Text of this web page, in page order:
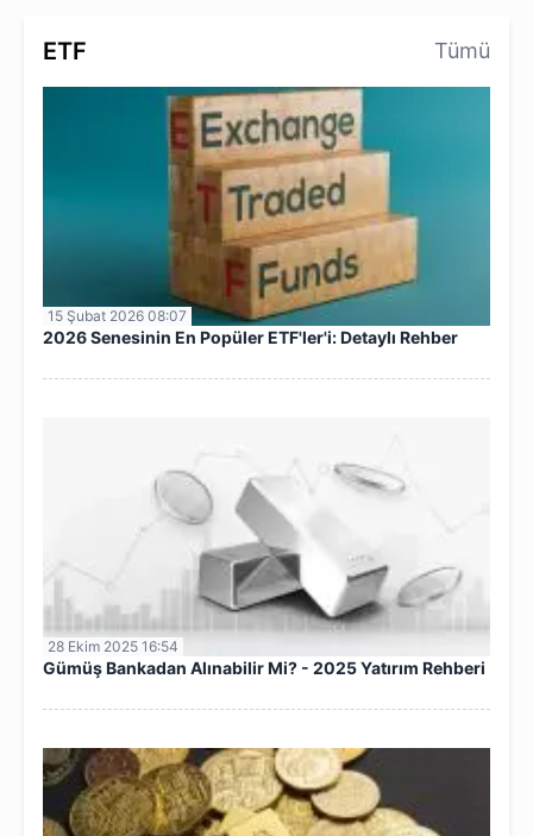
ETF Tümü
15 Şubat 2026 08:07
2026 Senesinin En Popüler ETF'ler'i: Detaylı Rehber
28 Ekim 2025 16:54
Gümüş Bankadan Alınabilir Mi? - 2025 Yatırım Rehberi